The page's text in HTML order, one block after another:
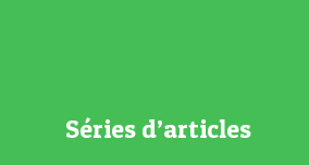
Séries d’articles